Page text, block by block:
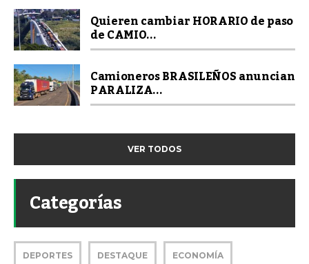
Quieren cambiar HORARIO de paso
de CAMIO...
Camioneros BRASILEÑOS anuncian
PARALIZA...
VER TODOS
Categorías
DEPORTES DESTAQUE ECONOMÍA